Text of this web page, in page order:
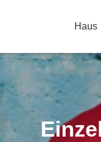
Haus